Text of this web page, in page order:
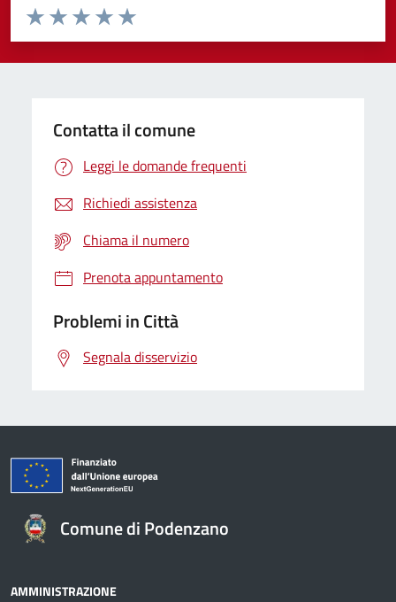
Domanda
Valuta da 1 a 5 stelle la pagina
Valuta 5 stelle su 5
Valuta 4 stelle su 5
Valuta 3 stelle su 5
Valuta 2 stelle su 5
Valuta 1 stelle su 5
Contatta il comune
Leggi le domande frequenti
Richiedi assistenza
Chiama il numero
Prenota appuntamento
Problemi in Città
Segnala disservizio
Comune di Podenzano
AMMINISTRAZIONE